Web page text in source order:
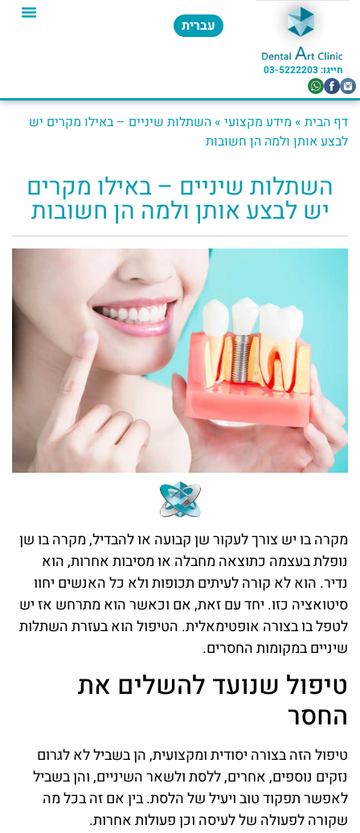
חייגו: 03-5222203​
עברית
דף הבית » מידע מקצועי »השתלות שיניים – באילו מקרים יש
לבצע אותן ולמה הן חשובות
השתלות שיניים – באילו מקרים
יש לבצע אותן ולמה הן חשובות
מקרה בו יש צורך לעקור שן קבועה או להבדיל, מקרה בו שן
נופלת בעצמה כתוצאה מחבלה או מסיבות אחרות, הוא
נדיר. הוא לא קורה לעיתים תכופות ולא כל האנשים יחוו
סיטואציה כזו. יחד עם זאת, אם וכאשר הוא מתרחש אז יש
לטפל בו בצורה אופטימאלית. הטיפול הוא בעזרת השתלות
שיניים במקומות החסרים.
טיפול שנועד להשלים את
החסר
טיפול הזה בצורה יסודית ומקצועית, הן בשביל לא לגרום
נזקים נוספים, אחרים, ללסת ולשאר השיניים, והן בשביל
לאפשר תפקוד טוב ויעיל של הלסת. בין אם זה בכל מה
שקורה לפעולה של לעיסה וכן פעולות אחרות.